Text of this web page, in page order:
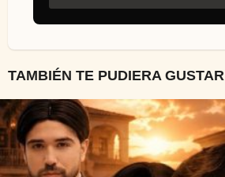
TAMBIÉN TE PUDIERA GUSTAR